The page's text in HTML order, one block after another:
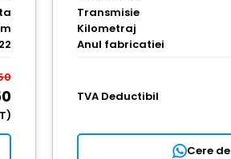
Transmisie
Kilometraj
Anul fabricatiei
TVA Deductibil
Cere